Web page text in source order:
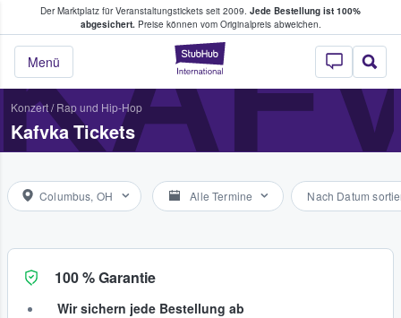
Der Marktplatz für Veranstaltungstickets seit 2009. Jede Bestellung ist 100%
abgesichert.Preise können vom Originalpreis abweichen.
StubHub - Wo
Menü
Tickets kaufen & verkaufen
Konzert/ Rap und Hip-Hop
Kafvka Tickets
Columbus, OH Alle Termine Nach Datum
100 % Garantie
Wir sichern jede Bestellung ab